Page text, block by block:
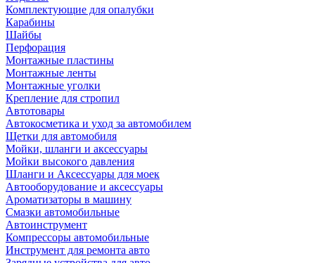
Комплектующие для опалубки
Карабины
Шайбы
Перфорация
Монтажные пластины
Монтажные ленты
Монтажные уголки
Крепление для стропил
Автотовары
Автокосметика и уход за автомобилем
Щетки для автомобиля
Мойки, шланги и аксессуары
Мойки высокого давления
Шланги и Аксессуары для моек
Автооборудование и аксессуары
Ароматизаторы в машину
Смазки автомобильные
Автоинструмент
Компрессоры автомобильные
Инструмент для ремонта авто